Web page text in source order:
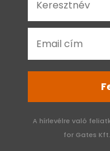
A hírlevélre való
for Gates Kft.